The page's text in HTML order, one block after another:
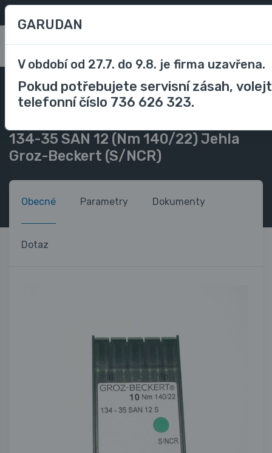
Příslušenství
Příslušenství průmyslové stroje
Jehly do šicího stroje
134-35 SAN 12 (Nm 140/22) Jehla
Groz-Beckert (S/NCR)
Obecné Parametry Dokumenty
Dotaz
GARUDAN
V období od 27.7. do 9.8. je firma uzavřena.
Pokud potřebujete servisní zásah,
telefonní číslo 736 626 323.